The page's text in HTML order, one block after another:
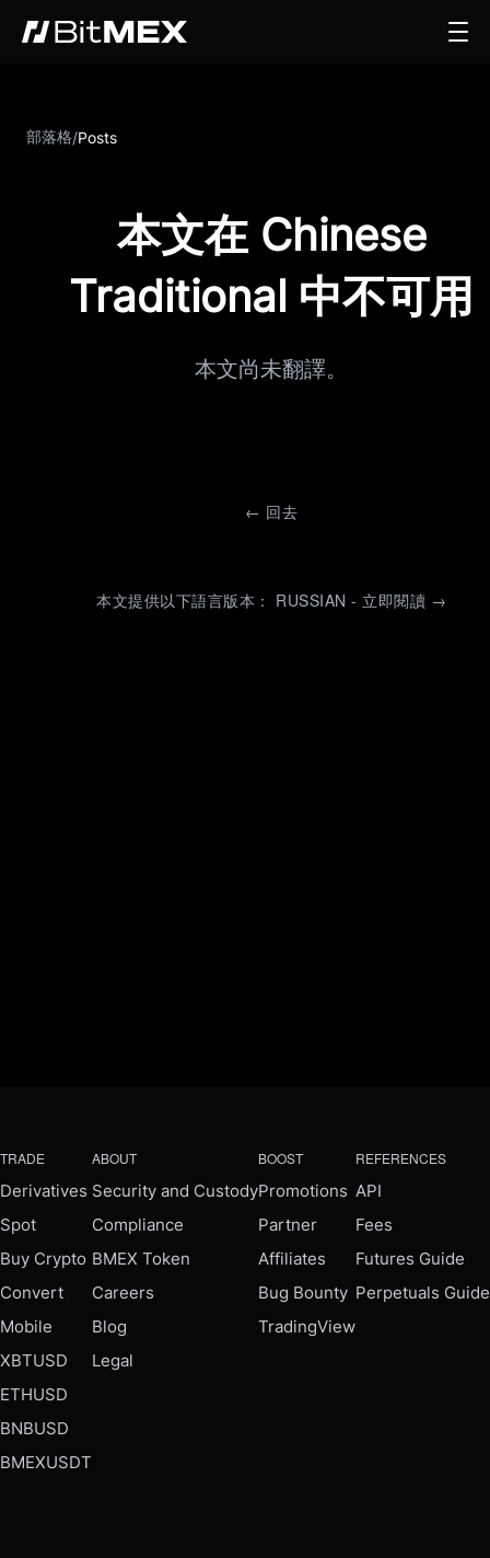
部落格/Posts
本文在 Chinese
Traditional 中不可用
本文尚未翻譯。
← 回去
本文提供以下語言版本： RUSSIAN - 立即閱讀 →
TRADE
Derivatives
Spot
Buy Crypto
Convert
Mobile
XBTUSD
ETHUSD
BNBUSD
BMEXUSDT
ABOUT
Security and Custody
Compliance
BMEX Token
Careers
Blog
Legal
BOOST
Promotions
Partner
Affiliates
Bug Bounty
TradingView
REFERENCES
API
Fees
Futures Guide
Perpetuals Guide